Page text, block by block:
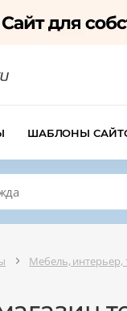
ШАБЛОНЫ
Мебель, интерьер,